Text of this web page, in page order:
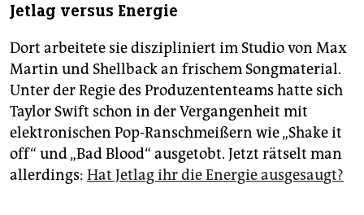
Jetlag versus Energie
Dort arbeitete sie diszipliniert im Studio von Max
Martin und Shellback an frischem Songmaterial.
Unter der Regie des Produzententeams hatte sich
Taylor Swift schon in der Vergangenheit mit
elektronischen Pop-Ranschmeißern wie „Shake it
off“ und „Bad Blood“ ausgetobt. Jetzt rätselt man
allerdings: Hat Jetlag ihr die Energie ausgesaugt?